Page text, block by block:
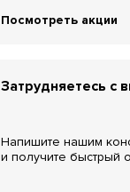
Посмотреть акции
Затрудняетесь с
Напишите нашим
и получите быстрый